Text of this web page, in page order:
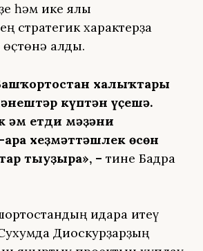
һәм ике яҡлы
стратегик характерҙа
алды.
халыҡтары
күптән үҫешә.
һәм етди мәҙәни
хеҙмәттәшлек өсөн
тыуҙыра», – тине Бадра
идара итеү
Диоскурҙарҙың